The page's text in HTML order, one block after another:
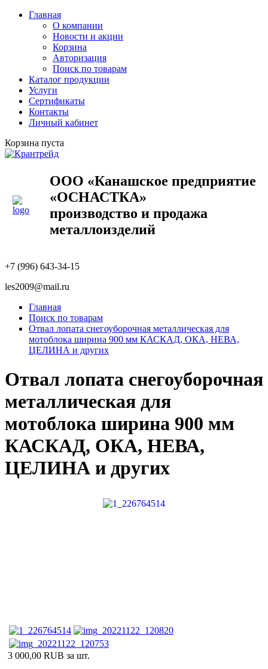
Главная
О компании
Новости и акции
Корзина
Авторизация
Поиск по товарам
Каталог продукции
Услуги
Сертификаты
Контакты
Личный кабинет
Корзина пуста
ООО «Канашское предприятие
«ОСНАСТКА»
производство и продажа
металлоизделий
+7 (996) 643-34-15
les2009@mail.ru
Главная
Поиск по товарам
Отвал лопата снегоуборочная металлическая для
мотоблока ширина 900 мм КАСКАД, ОКА, НЕВА,
ЦЕЛИНА и других
Отвал лопата снегоуборочная
металлическая для
мотоблока ширина 900 мм
КАСКАД, ОКА, НЕВА,
ЦЕЛИНА и других
3 000,00 RUB за шт.